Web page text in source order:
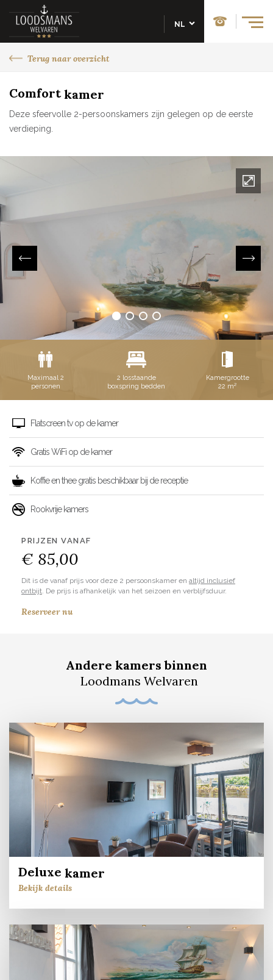
NL
Terug naar overzicht
Comfortkamer
Deze sfeervolle 2-persoonskamers zijn gelegen op de eerste
verdieping.
Maximaal 2
personen
2 losstaande
boxspring bedden
Kamergrootte
22 m²
Flatscreen tv op de kamer
Gratis WiFi op de kamer
Koffie en thee gratis beschikbaar bij de receptie
Rookvrije kamers
PRIJZEN VANAF
€ 85,00
Dit is de vanaf prijs voor deze 2 persoonskamer en altijd inclusief
ontbijt. De prijs is afhankelijk van het seizoen en verblijfsduur.
Reserveer nu
Andere kamers binnen
Loodmans Welvaren
Deluxe kamer
Bekijk details